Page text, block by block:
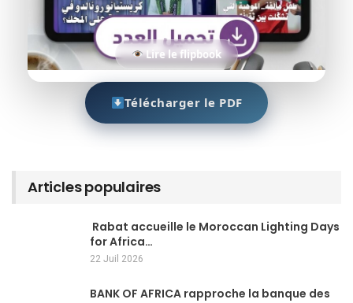
Lire le flipbook
Télécharger le PDF
Articles populaires
Rabat accueille le Moroccan Lighting Days
for Africa…
22 Juil 2026
BANK OF AFRICA rapproche la banque des